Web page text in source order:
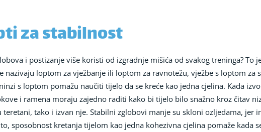
za stabilnost
i postizanje više koristi od izgradnje mišića od svakog treninga? To
nazivaju loptom za vježbanje ili loptom za ravnotežu, vježbe s loptom za
s loptom pomažu naučiti tijelo da se kreće kao jedna cjelina. Kada
i ramena moraju zajedno raditi kako bi tijelo bilo snažno kroz čitav
tako i izvan nje. Stabilni zglobovi manje su skloni ozljedama, jer
sposobnost kretanja tijelom kao jedna kohezivna cjelina pomaže kada